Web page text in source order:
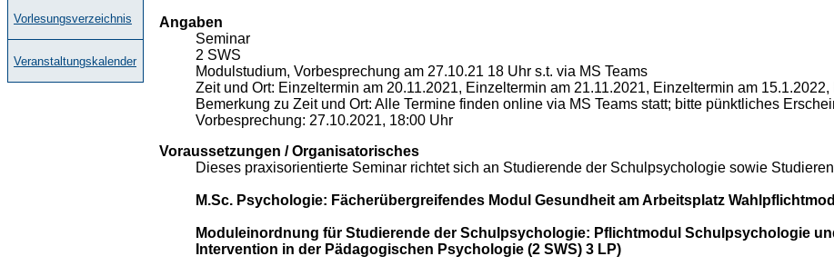
Vorlesungsverzeichnis
Veranstaltungskalender
Angaben
Seminar
2 SWS
Modulstudium, Vorbesprechung am 27.10.21 18 Uhr s.t. via MS Teams
Zeit und Ort: Einzeltermin am 20.11.2021, Einzeltermin am 21.11.2021, Einzeltermin am
Bemerkung zu Zeit und Ort: Alle Termine finden online via MS Teams statt; bitte pünktliches
Vorbesprechung: 27.10.2021, 18:00 Uhr
Voraussetzungen / Organisatorisches
Dieses praxisorientierte Seminar richtet sich an Studierende der Schulpsychologie sowie
M.Sc. Psychologie: Fächerübergreifendes Modul Gesundheit am Arbeitsplatz
Moduleinordnung für Studierende der Schulpsychologie: Pflichtmodul Schulpsychologie
Intervention in der Pädagogischen Psychologie (2 SWS) 3 LP)